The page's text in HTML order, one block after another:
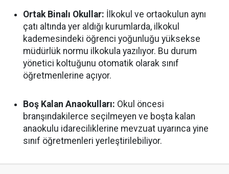
Ortak Binalı Okullar: İlkokul ve ortaokulun aynı
çatı altında yer aldığı kurumlarda, ilkokul
kademesindeki öğrenci yoğunluğu yüksekse
müdürlük normu ilkokula yazılıyor. Bu durum
yönetici koltuğunu otomatik olarak sınıf
öğretmenlerine açıyor.
Boş Kalan Anaokulları: Okul öncesi
branşındakilerce seçilmeyen ve boşta kalan
anaokulu idareciliklerine mevzuat uyarınca yine
sınıf öğretmenleri yerleştirilebiliyor.